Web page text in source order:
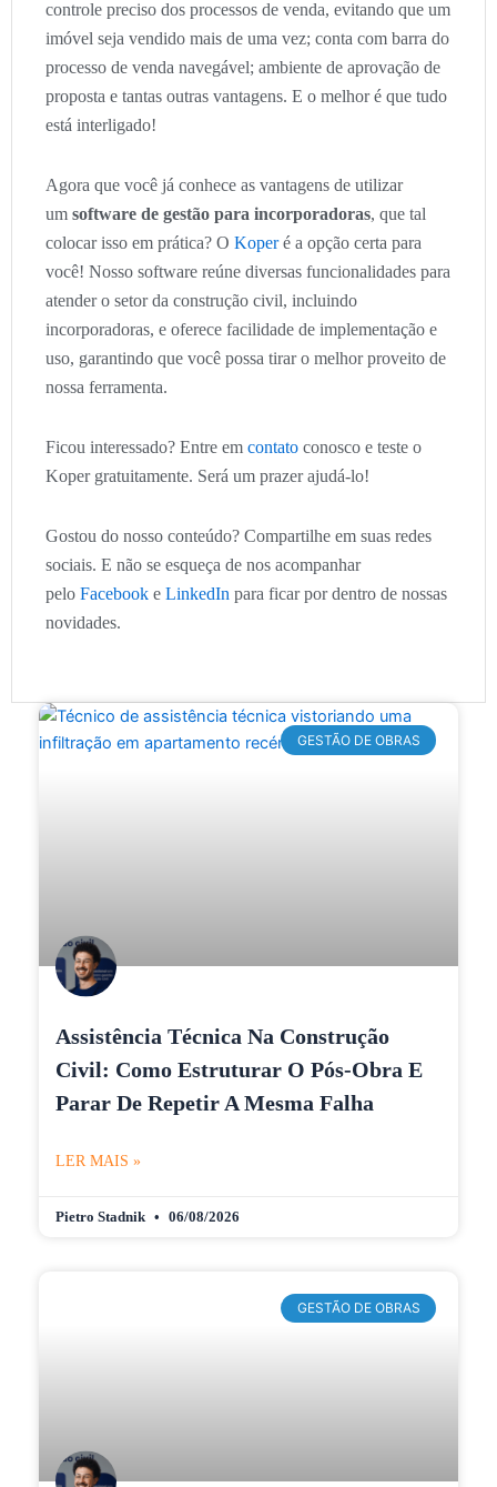
controle preciso dos processos de venda, evitando que um
imóvel seja vendido mais de uma vez; conta com barra do
processo de venda navegável; ambiente de aprovação de
proposta e tantas outras vantagens. E o melhor é que tudo
está interligado!
Agora que você já conhece as vantagens de utilizar
um software de gestão para incorporadoras, que tal
colocar isso em prática? O Koperé a opção certa para
você! Nosso software reúne diversas funcionalidades para
atender o setor da construção civil, incluindo
incorporadoras, e oferece facilidade de implementação e
uso, garantindo que você possa tirar o melhor proveito de
nossa ferramenta.
Ficou interessado? Entre em contato conosco e teste o
Koper gratuitamente. Será um prazer ajudá-lo!
Gostou do nosso conteúdo? Compartilhe em suas redes
sociais. E não se esqueça de nos acompanhar
pelo Facebook e LinkedIn para ficar por dentro de nossas
novidades.
GESTÃO DE OBRAS
Assistência Técnica Na Construção
Civil: Como Estruturar O Pós-Obra E
Parar De Repetir A Mesma Falha
LER MAIS »
Pietro Stadnik 06/08/2026
GESTÃO DE OBRAS